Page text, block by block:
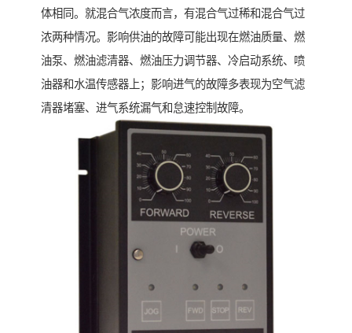
体相同。就混合气浓度而言，有混合气过稀和混合气过
浓两种情况。影响供油的故障可能出现在燃油质量、燃
油泵、燃油滤清器、燃油压力调节器、冷启动系统、喷
油器和水温传感器上；影响进气的故障多表现为空气滤
清器堵塞、进气系统漏气和怠速控制故障。